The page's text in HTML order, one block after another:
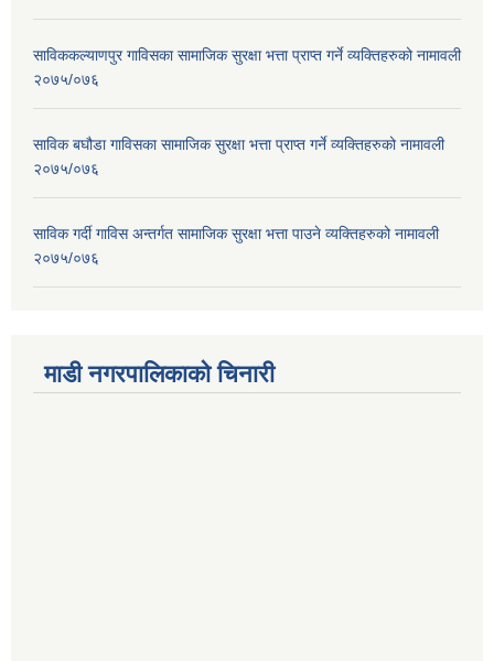
साविककल्याणपुर गाविसका सामाजिक सुरक्षा भत्ता प्राप्त गर्ने व्यक्तिहरुको नामावली
२०७५/०७६
साविक बघौडा गाविसका सामाजिक सुरक्षा भत्ता प्राप्त गर्ने व्यक्तिहरुको नामावली
२०७५/०७६
साविक गर्दी गाविस अन्तर्गत सामाजिक सुरक्षा भत्ता पाउने व्यक्तिहरुको नामावली
२०७५/०७६
माडी नगरपालिकाको चिनारी